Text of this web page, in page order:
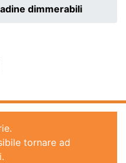
dimmerabili
tornare ad